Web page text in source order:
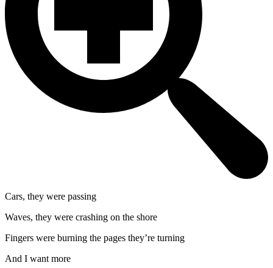
Cars, they were passing
Waves, they were crashing on the shore
Fingers were burning the pages they’re turning
And I want more